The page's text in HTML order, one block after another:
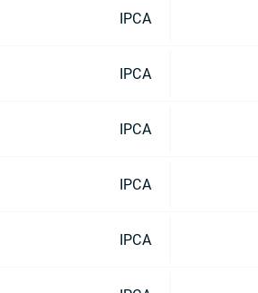
IPCA
IPCA
IPCA
IPCA
IPCA